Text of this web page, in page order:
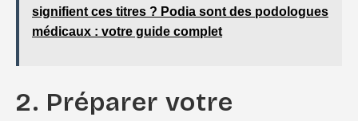
signifient ces titres ? Podia sont des podologues
médicaux : votre guide complet
2. Préparer votre